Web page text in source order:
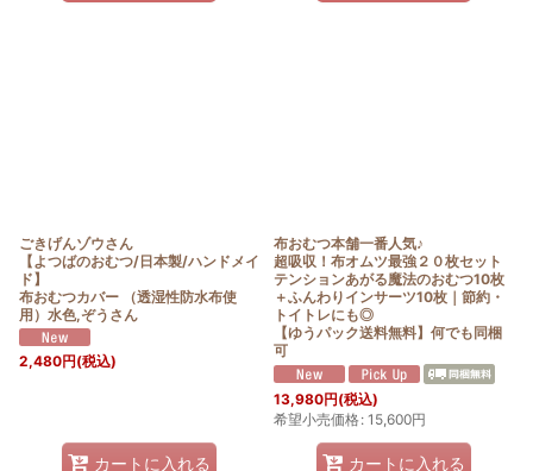
ごきげんゾウさん
【よつばのおむつ/日本製/ハンドメイ
ド】
布おむつカバー （透湿性防水布使
用）水色,ぞうさん
2,480円(税込)
カートに入れる
布おむつ本舗一番人気♪
超吸収！布オムツ最強２０枚セット
テンションあがる魔法のおむつ10枚
＋ふんわりインサーツ10枚｜節約・
トイトレにも◎
【ゆうパック送料無料】何でも同梱
可
13,980円(税込)
希望小売価格: 15,600円
カートに入れる